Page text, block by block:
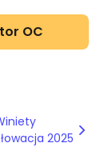
OC
2025